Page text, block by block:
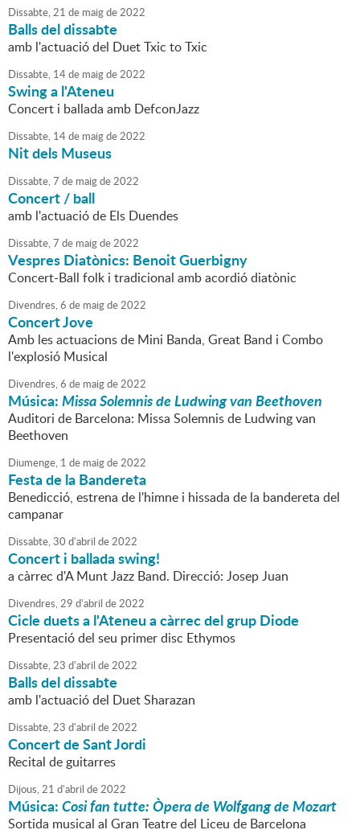
Dissabte,21 de maigde2022
Balls del dissabte
amb l'actuació del Duet Txic to Txic
Dissabte, 14de maigde2022
Swing a l'Ateneu
Concert i ballada amb DefconJazz
Dissabte, 14de maigde2022
Nit dels Museus
Dissabte,7 de maigde2022
Concert / ball
amb l'actuació de Els Duendes
Dissabte,7 de maigde2022
Vespres Diatònics: Benoit Guerbigny
Concert-Ball folk i tradicional amb acordió diatònic
Divendres,6 de maigde2022
Concert Jove
Amb les actuacions de Mini Banda, Great Band i Combo
l'explosió Musical
Divendres,6 de maigde2022
Música:Missa Solemnis de Ludwing van Beethoven
Auditori de Barcelona: Missa Solemnis de Ludwing van
Beethoven
Diumenge, 1 de maigde2022
Festa de la Bandereta
Benedicció, estrena de l'himne i hissada de la bandereta del
campanar
Dissabte,30 d'abril de2022
Concert i ballada swing!
a càrrec d'A Munt Jazz Band. Direcció: Josep Juan
Divendres,29 d'abril de2022
Cicle duets a l'Ateneu a càrrec del grup Diode
Presentació del seu primer disc Ethymos
Dissabte,23 d'abril de2022
Balls del dissabte
amb l'actuació del Duet Sharazan
Dissabte,23 d'abril de2022
Concert de Sant Jordi
Recital de guitarres
Dijous,21 d'abril de2022
Música:Cosi fan tutte: Òpera de Wolfgang de Mozart
Sortida musical al Gran Teatre del Liceu de Barcelona